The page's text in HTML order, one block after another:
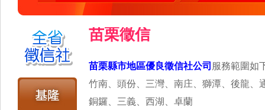
苗栗徵信
苗栗縣市地區優良徵信社公司 服務範圍如
竹南、頭份、三灣、南庄、獅潭、後龍、
銅鑼、三義、西湖、卓蘭